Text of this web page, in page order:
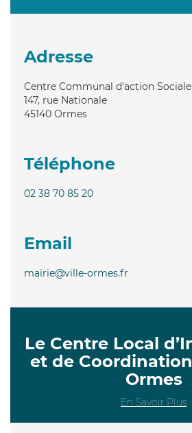
Adresse
Centre Communal d'action Sociale
147, rue Nationale
45140 Ormes
Téléphone
02 38 70 85 20
Email
mairie@ville-ormes.fr
Le Centre Local
et de
Ormes
En Savoir Plus